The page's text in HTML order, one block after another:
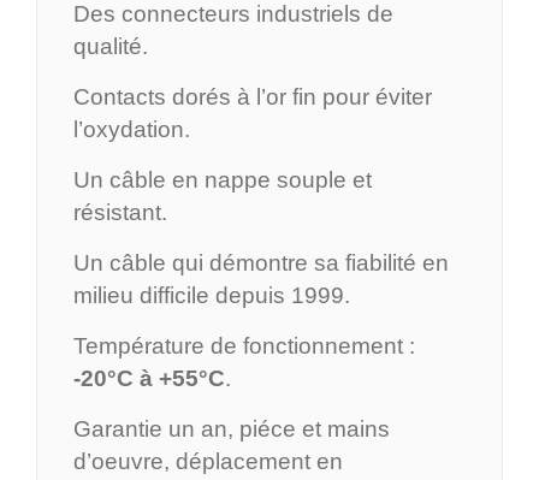
Des connecteurs industriels de
qualité.
Contacts dorés à l’or fin pour éviter
l’oxydation.
Un câble en nappe souple et
résistant.
Un câble qui démontre sa fiabilité en
milieu difficile depuis 1999.
Température de fonctionnement :
-20°C à +55°C.
Garantie un an, piéce et mains
d’oeuvre, déplacement en